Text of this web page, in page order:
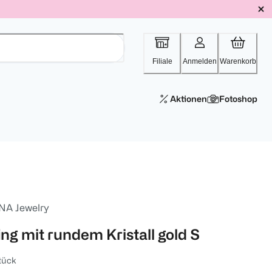
Filiale Anmelden Warenkorb
Aktionen Fotoshop
Jewelry
mit rundem Kristall gold S